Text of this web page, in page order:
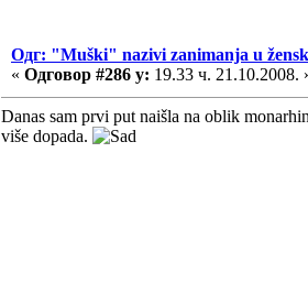
Одг: "Muški" nazivi zanimanja u
« Одговор #286 у: 19.33 ч. 21.10.2008.
Danas sam prvi put naišla na oblik
više dopada.